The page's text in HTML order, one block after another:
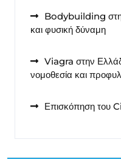
Bodybuilding
και φυσική δύναμη
Viagra στην
νομοθεσία και
Επισκόπηση του